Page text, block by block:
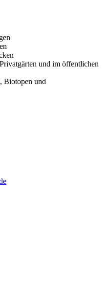
und im öffentlichen
Biotopen und